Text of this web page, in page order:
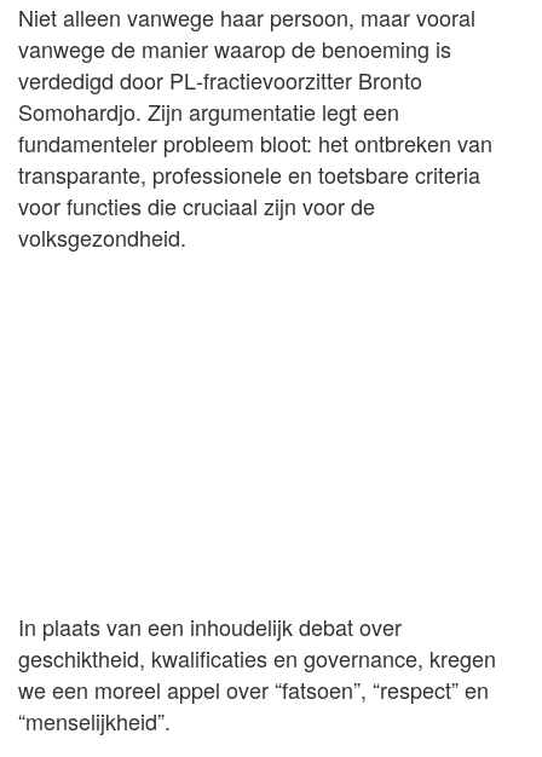
Niet alleen vanwege haar persoon, maar vooral
vanwege de manier waarop de benoeming is
verdedigd door PL‑fractievoorzitter Bronto
Somohardjo. Zijn argumentatie legt een
fundamenteler probleem bloot: het ontbreken van
transparante, professionele en toetsbare criteria
voor functies die cruciaal zijn voor de
volksgezondheid.
In plaats van een inhoudelijk debat over
geschiktheid, kwalificaties en governance, kregen
we een moreel appel over “fatsoen”, “respect” en
“menselijkheid”.